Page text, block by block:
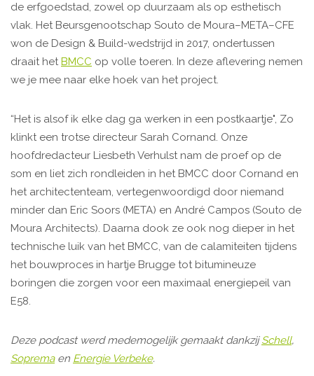
de erfgoedstad, zowel op duurzaam als op esthetisch
vlak. Het Beursgenootschap Souto de Moura–META–CFE
won de Design & Build-wedstrijd in 2017, ondertussen
draait het BMCC op volle toeren. In deze aflevering nemen
we je mee naar elke hoek van het project.
“Het is alsof ik elke dag ga werken in een postkaartje", Zo
klinkt een trotse directeur Sarah Cornand. Onze
hoofdredacteur Liesbeth Verhulst nam de proef op de
som en liet zich rondleiden in het BMCC door Cornand en
het architectenteam, vertegenwoordigd door niemand
minder dan Eric Soors (META) en André Campos (Souto de
Moura Architects). Daarna dook ze ook nog dieper in het
technische luik van het BMCC, van de calamiteiten tijdens
het bouwproces in hartje Brugge tot bitumineuze
boringen die zorgen voor een maximaal energiepeil van
E58.
Deze podcast werd medemogelijk gemaakt dankzijSchell,
Sopremaen Energie Verbeke.